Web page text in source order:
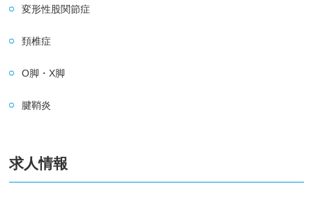
変形性股関節症
頚椎症
O脚・X脚
腱鞘炎
求人情報